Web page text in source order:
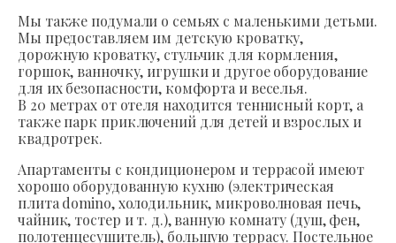
Мы также подумали о семьях с маленькими детьми.
Мы предоставляем им детскую кроватку,
дорожную кроватку, стульчик для кормления,
горшок, ванночку, игрушки и другое оборудование
для их безопасности, комфорта и веселья.
В 20 метрах от отеля находится теннисный корт, а
также парк приключений для детей и взрослых и
квадротрек.
Апартаменты с кондиционером и террасой имеют
хорошо оборудованную кухню (электрическая
плита domino, холодильник, микроволновая печь,
чайник, тостер и т. д.), ванную комнату (душ, фен,
полотенцесушитель), большую террасу. Постельное